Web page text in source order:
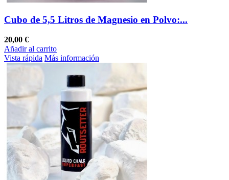
Cubo de 5,5 Litros de Magnesio en Polvo:...
20,00 €
Añadir al carrito
Vista rápida Más información